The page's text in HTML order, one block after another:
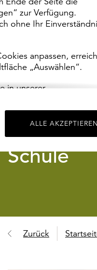
zur Verfügung.
ohne Ihr
anpassen,
„Auswählen“.
in unserer
ALLE AKZEPTIEREN
MUSEUMSPORTAL
Schule
Zurück